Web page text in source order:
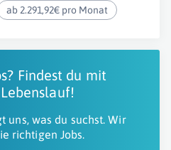
ab 2.291,92€ pro Monat
Findest du mit
uns, was du suchst. Wir
richtigen Jobs.